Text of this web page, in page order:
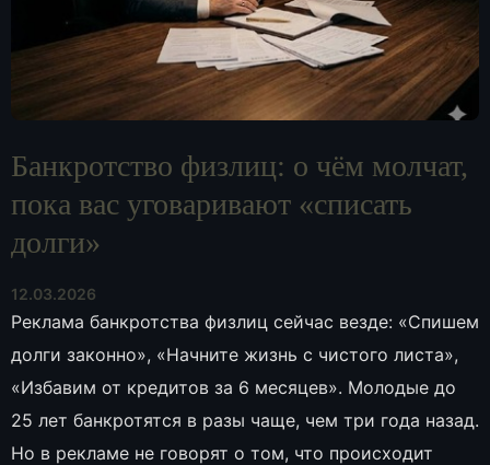
Банкротство физлиц: о чём молчат,
пока вас уговаривают «списать
долги»
12.03.2026
Реклама банкротства физлиц сейчас везде: «Спишем
долги законно», «Начните жизнь с чистого листа»,
«Избавим от кредитов за 6 месяцев». Молодые до
25 лет банкротятся в разы чаще, чем три года назад.
Но в рекламе не говорят о том, что происходит